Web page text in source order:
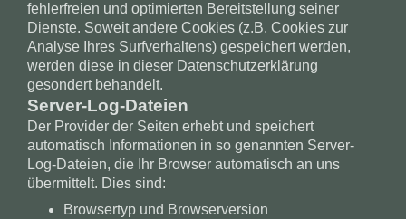
fehlerfreien und optimierten Bereitstellung seiner
Dienste. Soweit andere Cookies (z.B. Cookies zur
Analyse Ihres Surfverhaltens) gespeichert werden,
werden diese in dieser Datenschutzerklärung
gesondert behandelt.
Server-Log-Dateien
Der Provider der Seiten erhebt und speichert
automatisch Informationen in so genannten Server-
Log-Dateien, die Ihr Browser automatisch an uns
übermittelt. Dies sind:
Browsertyp und Browserversion